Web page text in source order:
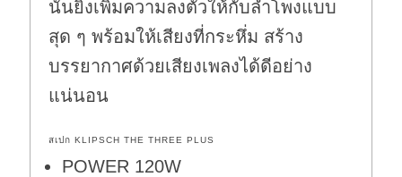
นั้นยิ่งเพิ่มความลงตัวให้กับลำโพงแบบ
สุด ๆ พร้อมให้เสียงที่กระหึ่ม สร้าง
บรรยากาศด้วยเสียงเพลงได้ดีอย่าง
แน่นอน
สเปก KLIPSCH THE THREE PLUS
POWER 120W